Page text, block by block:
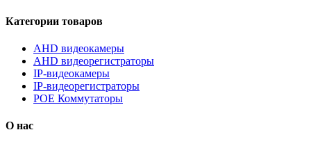
Категории товаров
AHD видеокамеры
AHD видеорегистраторы
IP-видеокамеры
IP-видеорегистраторы
POE Коммутаторы
О нас